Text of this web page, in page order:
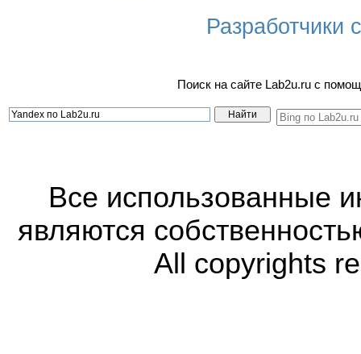
Разработчики
Поиск на сайте Lab2u.ru с
Все использованные
являются
All copyrights